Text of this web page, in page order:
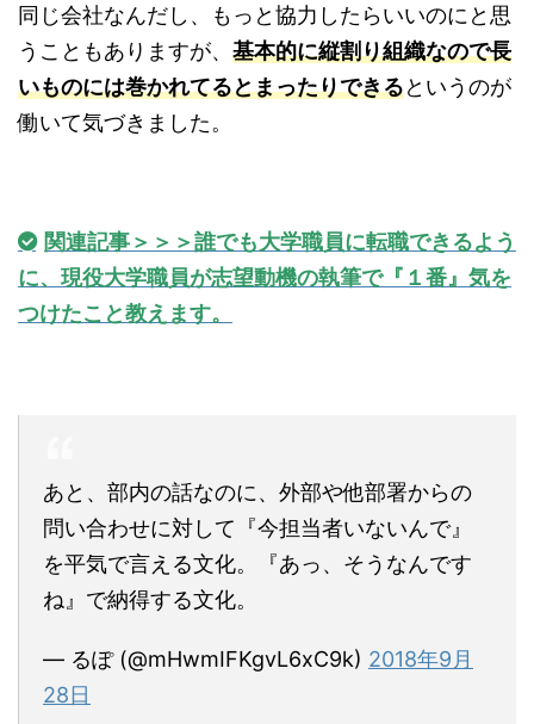
同じ会社なんだし、もっと協力したらいいのにと思
うこともありますが、 基本的に縦割り組織なので長
いものには巻かれてるとまったりできるというのが
働いて気づきました。
関連記事＞＞＞誰でも大学職員に転職できるよう
に、現役大学職員が志望動機の執筆で『１番』気を
つけたこと教えます。
あと、部内の話なのに、外部や他部署からの
問い合わせに対して『今担当者いないんで』
を平気で言える文化。『あっ、そうなんです
ね』で納得する文化。
— るぽ (@mHwmIFKgvL6xC9k) 2018年9月
28日